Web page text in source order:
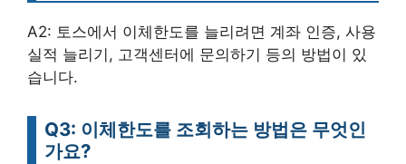
A2: 토스에서 이체한도를 늘리려면 계좌 인증, 사용
실적 늘리기, 고객센터에 문의하기 등의 방법이 있
습니다.
Q3: 이체한도를 조회하는 방법은 무엇인
가요?